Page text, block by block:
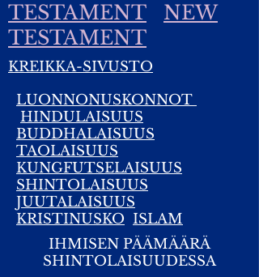
TESTAMENT
NEW
TESTAMENT
KREIKKA-SIVUSTO
LUONNONUSKONNOT
HINDULAISUUS
BUDDHALAISUUS
TAOLAISUUS
KUNGFUTSELAISUUS
SHINTOLAISUUS
JUUTALAISUUS
KRISTINUSKO ISLAM
IHMISEN PÄÄMÄÄRÄ
SHINTOLAISUUDESSA